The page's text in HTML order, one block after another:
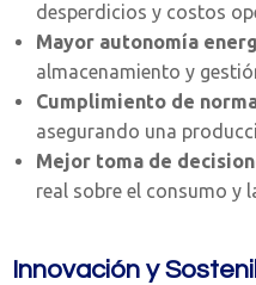
desperdicios y costos
Mayor autonomía
almacenamiento y
Cumplimiento de
asegurando una
Mejor toma de
real sobre el consumo y
Innovación y